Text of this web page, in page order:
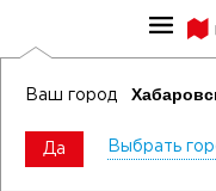
Ваш город
Да Выбрать
Мешки для